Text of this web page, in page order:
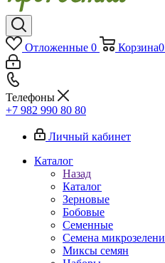
Отложенные 0 Корзина0
Телефоны
+7 982 990 80 80
Личный кабинет
Каталог
Назад
Каталог
Зерновые
Бобовые
Семенные
Семена микрозелени
Миксы семян